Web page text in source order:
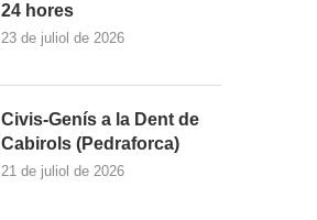
24 hores
23 de juliol de 2026
Civis-Genís a la Dent de
Cabirols (Pedraforca)
21 de juliol de 2026